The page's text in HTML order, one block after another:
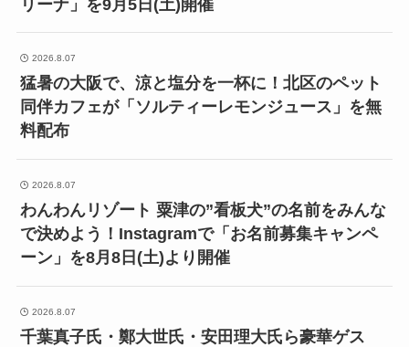
リーナ」を9月5日(土)開催
2026.8.07
猛暑の大阪で、涼と塩分を一杯に！北区のペット
同伴カフェが「ソルティーレモンジュース」を無
料配布
2026.8.07
わんわんリゾート 粟津の”看板犬”の名前をみんな
で決めよう！Instagramで「お名前募集キャンペ
ーン」を8月8日(土)より開催
2026.8.07
千葉真子氏・鄭大世氏・安田理大氏ら豪華ゲス